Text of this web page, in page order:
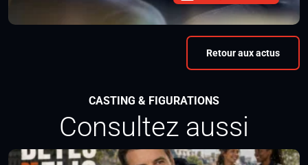
Retour aux actus
CASTING & FIGURATIONS
Consultez aussi